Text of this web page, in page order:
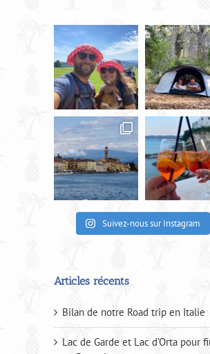
Suivez-nous sur Instagram
Articles récents
Bilan de notre Road trip en Italie
Lac de Garde et Lac d’Orta pour